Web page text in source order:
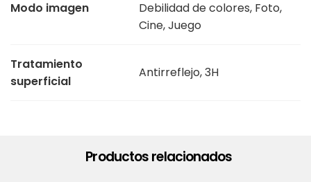
Modo imagen
Debilidad de colores, Foto,
Cine, Juego
Tratamiento
superficial
Antirreflejo, 3H
Productos relacionados